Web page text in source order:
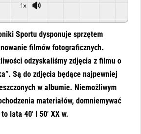
1x
Sportu dysponuje sprzętem
filmów fotograficznych.
odzyskaliśmy zdjęcia z filmu o
Są do zdjęcia będące najpewniej
w albumie. Niemożliwym
materiałów, domniemywać
lata 40′ i 50′ XX w.